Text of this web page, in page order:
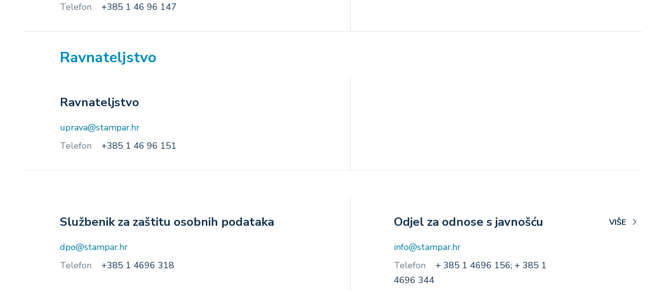
Telefon
+385 1 46 96 147
Ravnateljstvo
Ravnateljstvo
uprava@stampar.hr
Telefon
+385 1 46 96 151
Službenik za zaštitu osobnih podataka
dpo@stampar.hr
Telefon
+385 1 4696 318
Odjel za odnose s javnošću VIŠE
info@stampar.hr
Telefon
+ 385 1 4696 156; + 385 1
4696 344